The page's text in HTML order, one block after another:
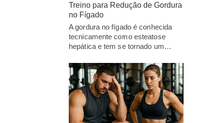
Treino para Redução de Gordura
no Fígado
A gordura no fígado é conhecida
tecnicamente como esteatose
hepática e tem se tornado um…